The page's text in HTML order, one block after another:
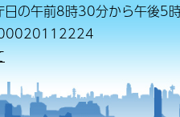
日の午前8時30分から午後5